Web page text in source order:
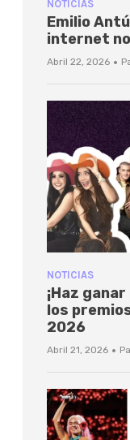
NOTICIAS
Emilio
internet
Abril 22, 2026 ·
NOTICIAS
¡Haz
los
2026
Abril 21, 2026 ·